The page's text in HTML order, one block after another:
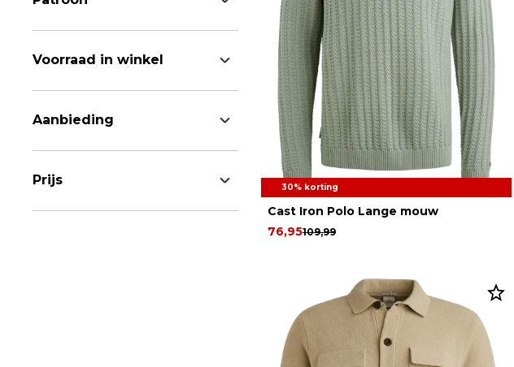
Voorraad in winkel
Aanbieding
Prijs 30% korting
Cast Iron Polo Lange mouw
109,99
76,95